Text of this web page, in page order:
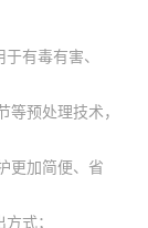
有毒有害、
预处理技术，
更加简便、省
式；